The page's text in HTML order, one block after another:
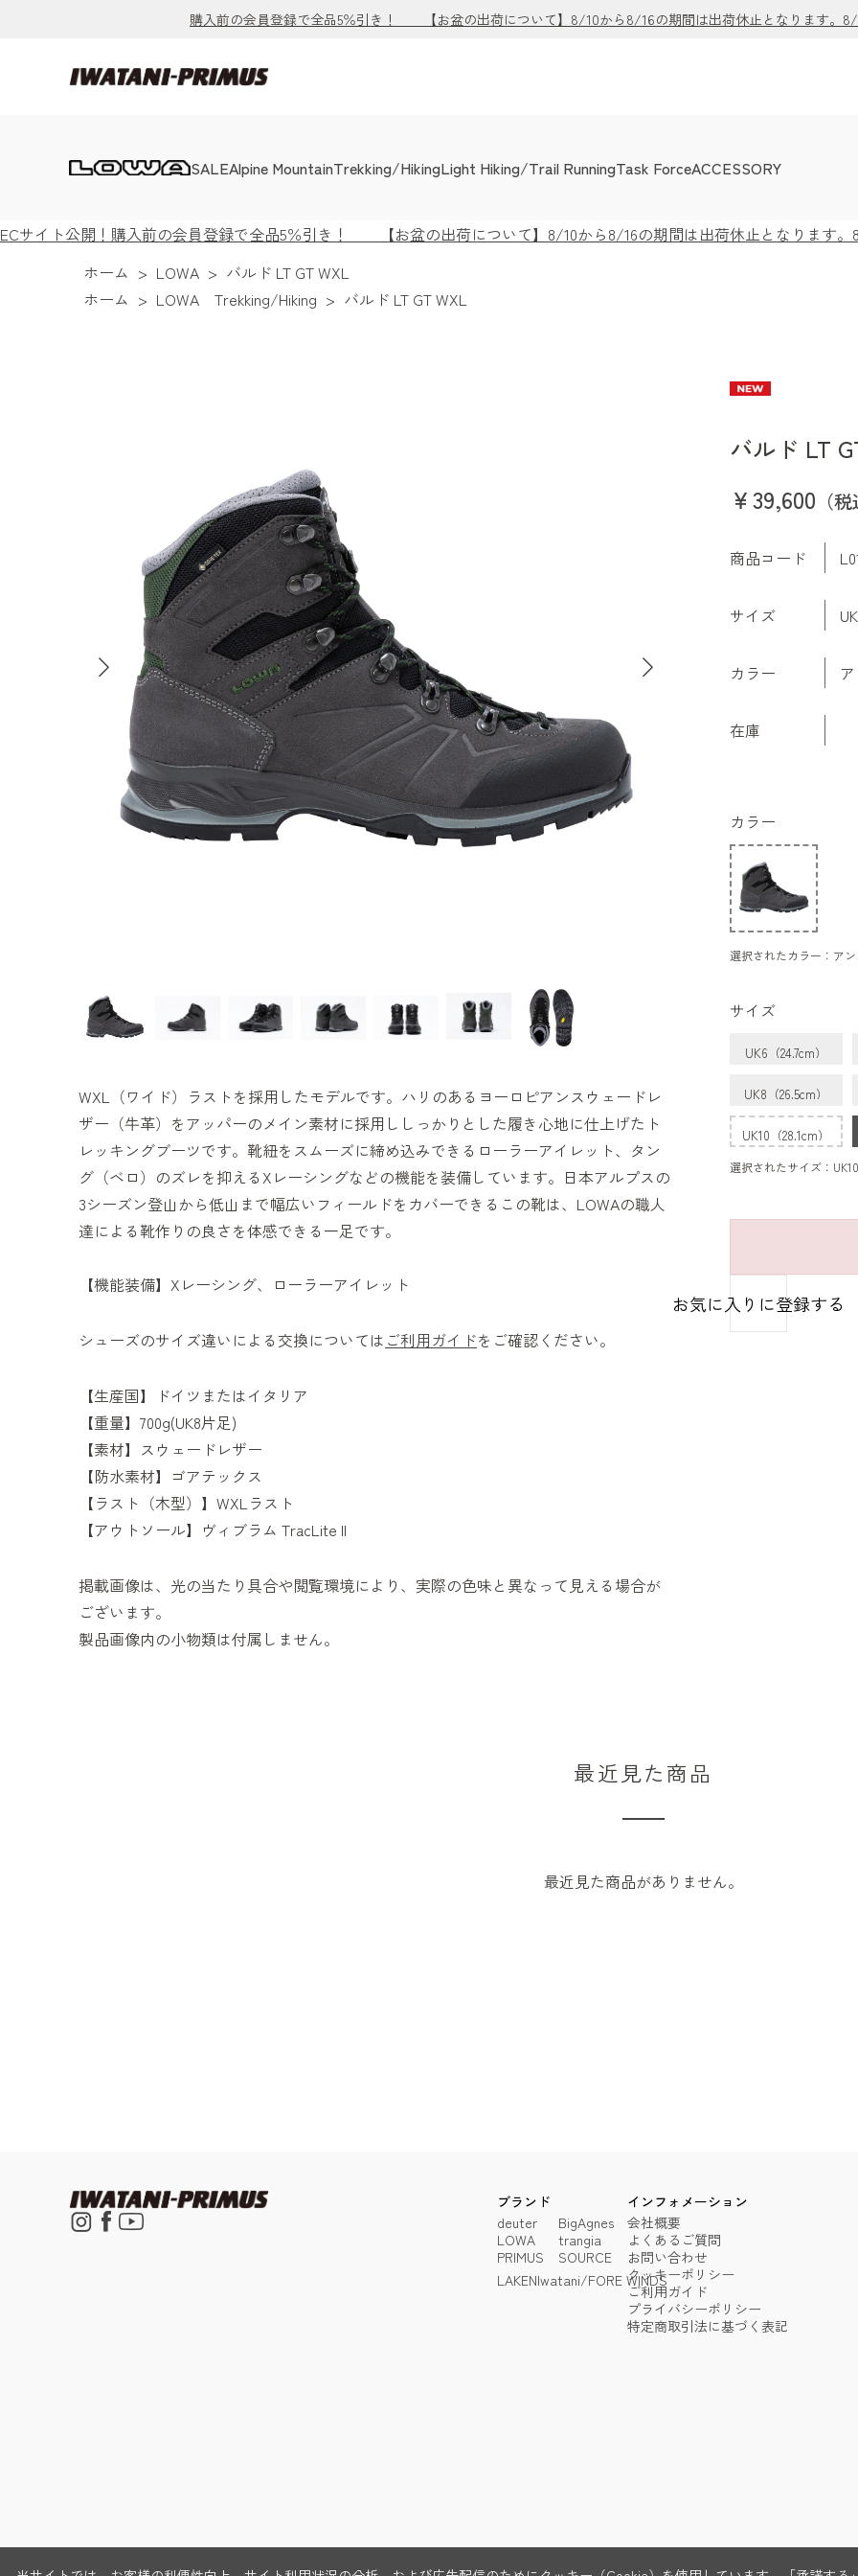
購入前の会員登録で全品5％引き！ 【お盆の出荷について】8/10から8/16の期間は出荷休止となります。8/
SALEAlpine MountainTrekking/HikingLight Hiking/Trail RunningTask ForceACCESSORY
ECサイト公開！購入前の会員登録で全品5％引き！ 【お盆の出荷について】8/10から8/16の期間は出荷休止となります。
ホーム > LOWA > バルド LT GT WXL
ホーム > LOWA Trekking/Hiking > バルド LT GT WXL
WXL（ワイド）ラストを採用したモデルです。ハリのあるヨーロピアンスウェードレ
ザー（牛革）をアッパーのメイン素材に採用ししっかりとした履き心地に仕上げたト
レッキングブーツです。靴紐をスムーズに締め込みできるローラーアイレット、タン
グ（ベロ）のズレを抑えるXレーシングなどの機能を装備しています。日本アルプスの
3シーズン登山から低山まで幅広いフィールドをカバーできるこの靴は、LOWAの職人
達による靴作りの良さを体感できる一足です。
【機能装備】Xレーシング、ローラーアイレット
シューズのサイズ違いによる交換については ご利用ガイドをご確認ください。
【生産国】ドイツまたはイタリア
【重量】700g(UK8片足)
【素材】スウェードレザー
【防水素材】ゴアテックス
【ラスト（木型）】WXLラスト
【アウトソール】ヴィブラム TracLite II
掲載画像は、光の当たり具合や閲覧環境により、実際の色味と異なって見える場合が
ございます。
製品画像内の小物類は付属しません。
バルド LT
￥39,600 （税
商品コード
サイズ
カラー
在庫
カラー
選択されたカラー：ア
サイズ
UK6（24.7cm）
UK8（26.5cm）
UK10（28.1cm）
選択されたサイズ：
お気に入りに登録する
最近見た商品
最近見た商品がありません。
ブランド
deuter
LOWA
PRIMUS
BigAgnes
trangia
SOURCE
LAKENIwatani/FORE WINDS
インフォメーション
会社概要
よくあるご質問
お問い合わせ
クッキーポリシー
ご利用ガイド
プライバシーポリシー
特定商取引法に基づく表記